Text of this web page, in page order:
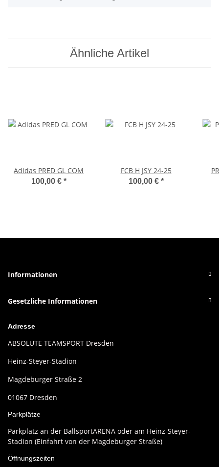
Ähnliche Artikel
Adidas PRED GL COM
100,00 € *
FCB H JSY 24-25
100,00 € *
Informationen
Gesetzliche Informationen
Adresse
ABSOLUTE TEAMSPORT Dresden
Heinz-Steyer-Stadion
Magdeburger Straße 2
01067 Dresden
Parkplätze
Parkplatz an der BallsportARENA oder am Heinz-Steyer-
Stadion (Einfahrt von der Magdeburger Straße)
Öffnungszeiten